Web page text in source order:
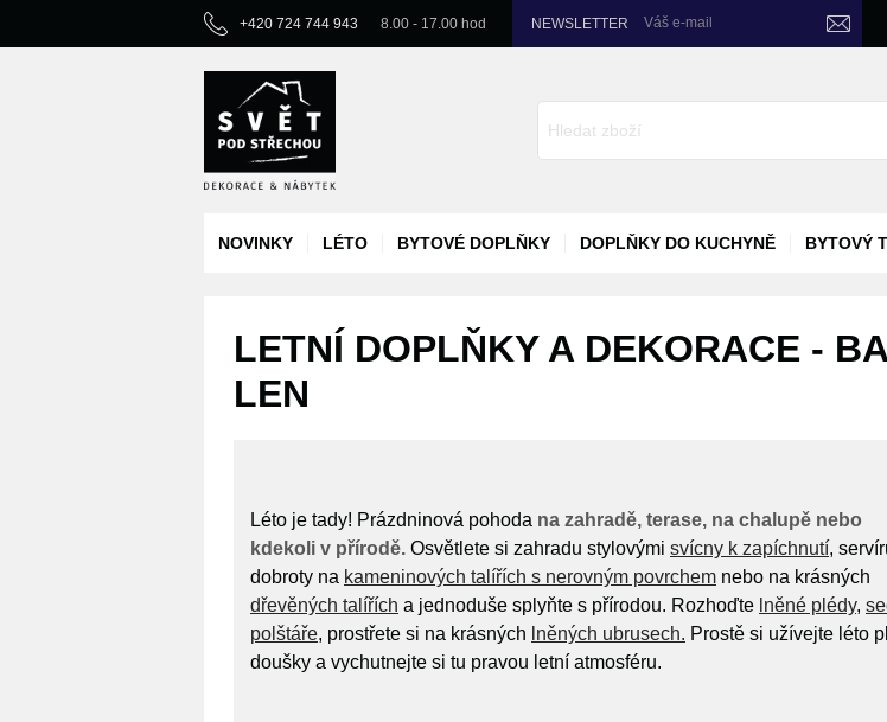
+420 724 744 943 8.00 - 17.00 hod NEWSLETTER Váš e-mail
NOVINKY LÉTO BYTOVÉ DOPLŇKY DOPLŇKY DO KUCHYNĚ BYTOVÝ
LETNÍ DOPLŇKY A DEKORACE -
LEN
Léto je tady! Prázdninová pohoda na zahradě, terase, na chalupě nebo
kdekoli v přírodě. Osvětlete si zahradu stylovými svícny k zapíchnutí,
dobroty na kameninových talířích s nerovným povrchem nebo na krásných
dřevěných talířích a jednoduše splyňte s přírodou. Rozhoďte lněné plédy,
polštáře, prostřete si na krásných lněných ubrusech. Prostě si užívejte léto
doušky a vychutnejte si tu pravou letní atmosféru.